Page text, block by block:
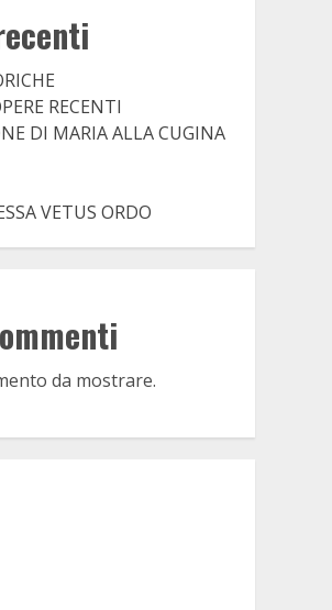
RECENTI
DI MARIA ALLA CUGINA
VETUS ORDO
da mostrare.